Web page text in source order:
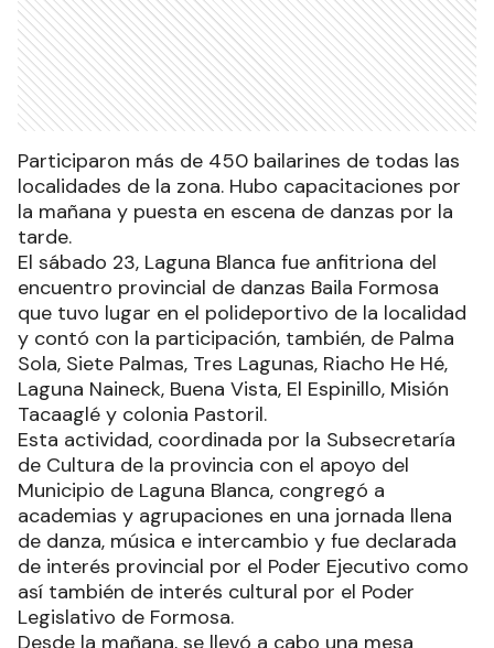
Participaron más de 450 bailarines de todas las
localidades de la zona. Hubo capacitaciones por
la mañana y puesta en escena de danzas por la
tarde.
El sábado 23, Laguna Blanca fue anfitriona del
encuentro provincial de danzas Baila Formosa
que tuvo lugar en el polideportivo de la localidad
y contó con la participación, también, de Palma
Sola, Siete Palmas, Tres Lagunas, Riacho He Hé,
Laguna Naineck, Buena Vista, El Espinillo, Misión
Tacaaglé y colonia Pastoril.
Esta actividad, coordinada por la Subsecretaría
de Cultura de la provincia con el apoyo del
Municipio de Laguna Blanca, congregó a
academias y agrupaciones en una jornada llena
de danza, música e intercambio y fue declarada
de interés provincial por el Poder Ejecutivo como
así también de interés cultural por el Poder
Legislativo de Formosa.
Desde la mañana, se llevó a cabo una mesa